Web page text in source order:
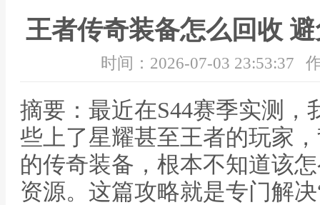
王者传奇装备怎么回收
时间：2026-07-03 23:53:37
摘要：最近在S44赛季实测
些上了星耀甚至王者的玩家
的传奇装备，根本不知道该
资源。这篇攻略就是专门解